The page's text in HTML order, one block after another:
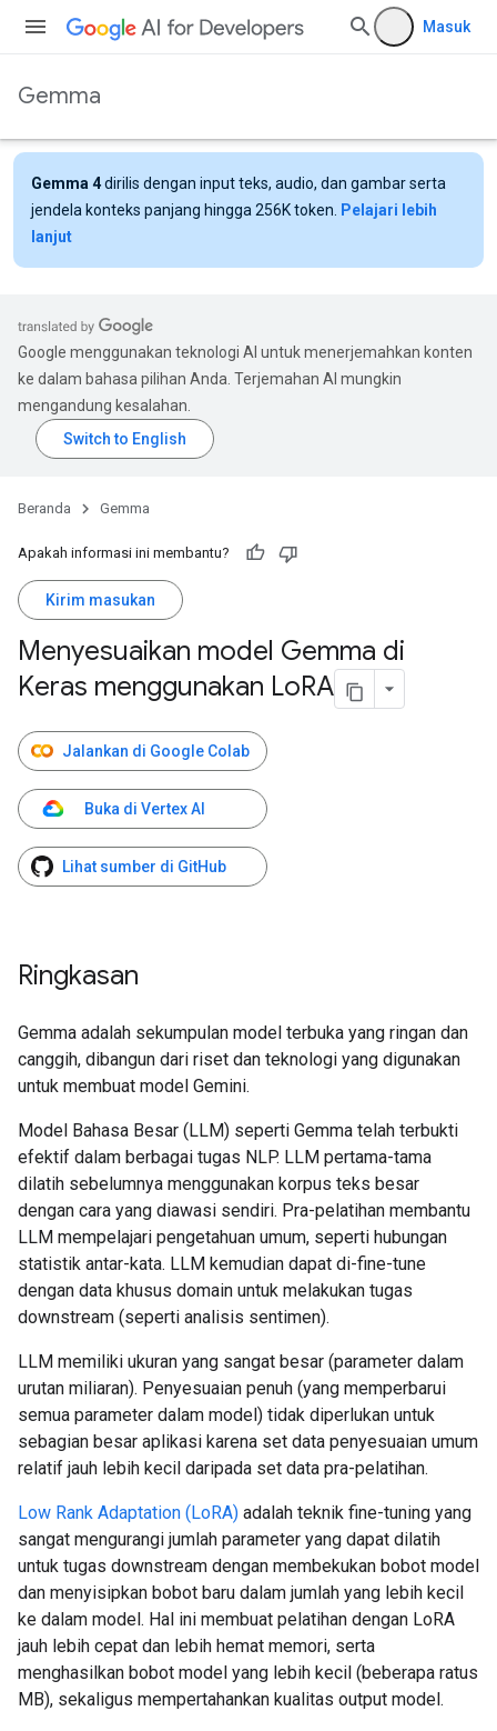
Masuk
Gemma
Gemma 4dirilis dengan input teks, audio, dan gambar serta
jendela konteks panjang hingga 256K token.
Pelajari lebih
lanjut
Google menggunakan teknologi AI untuk menerjemahkan konten
ke dalam bahasa pilihan Anda. Terjemahan AI mungkin
mengandung kesalahan.
Beranda Gemma
Apakah informasi ini membantu?
Kirim masukan
Menyesuaikan model Gemma di
Keras menggunakan LoRA
Jalankan di Google Colab
Buka di Vertex AI
Lihat sumber di GitHub
Ringkasan
Gemma adalah sekumpulan model terbuka yang ringan dan
canggih, dibangun dari riset dan teknologi yang digunakan
untuk membuat model Gemini.
Model Bahasa Besar (LLM) seperti Gemma telah terbukti
efektif dalam berbagai tugas NLP. LLM pertama-tama
dilatih sebelumnya menggunakan korpus teks besar
dengan cara yang diawasi sendiri. Pra-pelatihan membantu
LLM mempelajari pengetahuan umum, seperti hubungan
statistik antar-kata. LLM kemudian dapat di-fine-tune
dengan data khusus domain untuk melakukan tugas
downstream (seperti analisis sentimen).
LLM memiliki ukuran yang sangat besar (parameter dalam
urutan miliaran). Penyesuaian penuh (yang memperbarui
semua parameter dalam model) tidak diperlukan untuk
sebagian besar aplikasi karena set data penyesuaian umum
relatif jauh lebih kecil daripada set data pra-pelatihan.
Low Rank Adaptation (LoRA) adalah teknik fine-tuning yang
sangat mengurangi jumlah parameter yang dapat dilatih
untuk tugas downstream dengan membekukan bobot model
dan menyisipkan bobot baru dalam jumlah yang lebih kecil
ke dalam model. Hal ini membuat pelatihan dengan LoRA
jauh lebih cepat dan lebih hemat memori, serta
menghasilkan bobot model yang lebih kecil (beberapa ratus
MB), sekaligus mempertahankan kualitas output model.